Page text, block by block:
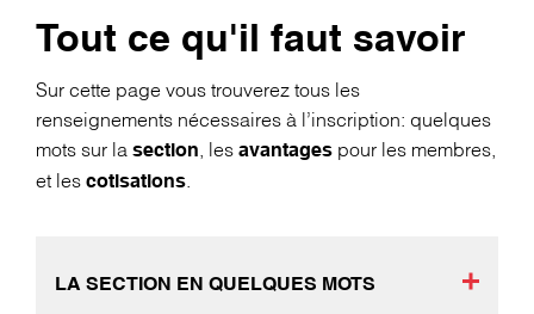
Tout ce qu'il faut savoir
Sur cette page vous trouverez tous les
renseignements nécessaires à l’inscription: quelques
mots sur la section , les avantages pour les membres,
et les cotisations
LA SECTION EN QUELQUES MOTS